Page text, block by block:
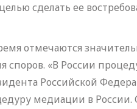
сделать ее
отмечаются
споров. «В России
Российской
медиации в